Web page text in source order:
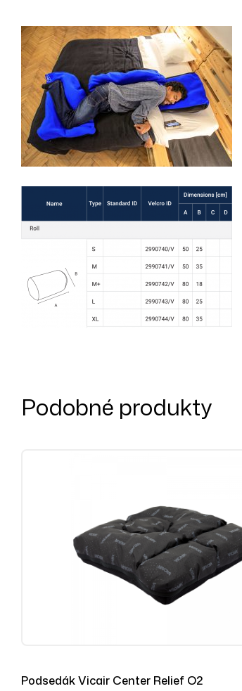
Podobné produkty
Podsedák Vicair Center Relief O2